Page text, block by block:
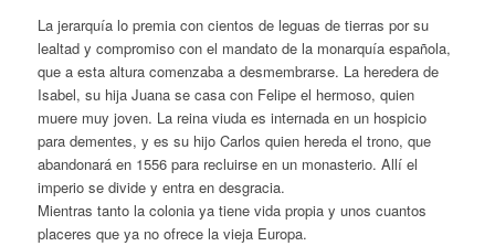
La jerarquía lo premia con cientos de leguas de tierras por su
lealtad y compromiso con el mandato de la monarquía española,
que a esta altura comenzaba a desmembrarse. La heredera de
Isabel, su hija Juana se casa con Felipe el hermoso, quien
muere muy joven. La reina viuda es internada en un hospicio
para dementes, y es su hijo Carlos quien hereda el trono, que
abandonará en 1556 para recluirse en un monasterio. Allí el
imperio se divide y entra en desgracia.
Mientras tanto la colonia ya tiene vida propia y unos cuantos
placeres que ya no ofrece la vieja Europa.